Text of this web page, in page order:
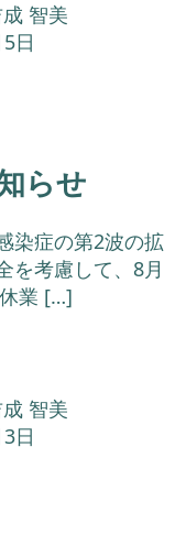
智美
日
らせ
染症の第2波の拡
を考慮して、8月
業 […]
智美
日